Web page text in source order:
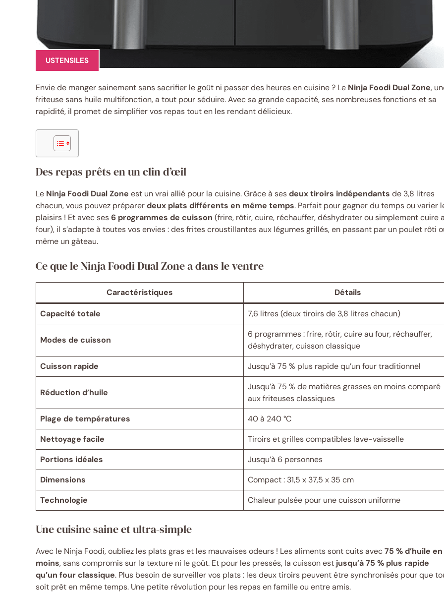
USTENSILES
Envie de manger sainement sans sacrifier le goût ni passer des heures en cuisine ? Le Ninja Foodi Dual Zone,
friteuse sans huile multifonction, a tout pour séduire. Avec sa grande capacité, ses nombreuses fonctions et sa
rapidité, il promet de simplifier vos repas tout en les rendant délicieux.
Des repas prêts en un clin d’œil
Le Ninja Foodi Dual Zone est un vrai allié pour la cuisine. Grâce à sesdeux tiroirs indépendants de 3,8 litres
chacun, vous pouvez préparerdeux plats différents en même temps. Parfait pour gagner du temps ou varier
plaisirs ! Et avec ses6 programmes de cuisson (frire, rôtir, cuire, réchauffer, déshydrater ou simplement cuire
four), il s’adapte à toutes vos envies : des frites croustillantes aux légumes grillés, en passant par un poulet rôti
même un gâteau.
Ce que le Ninja Foodi Dual Zone a dans le ventre
Caractéristiques Détails
Capacité totale 7,6 litres (deux tiroirs de 3,8 litres chacun)
Modes de cuisson
6 programmes : frire, rôtir, cuire au four, réchauffer,
déshydrater, cuisson classique
Cuisson rapide
Jusqu’à 75 % plus rapide qu’un four traditionnel
Réduction d’huile
Jusqu’à 75 % de matières grasses en moins comparé
aux friteuses classiques
Plage de températures
40 à 240 °C
Nettoyage facile
Tiroirs et grilles compatibles lave-vaisselle
Portions idéales
Jusqu’à 6 personnes
Dimensions
Compact : 31,5 x 37,5 x 35 cm
Technologie
Chaleur pulsée pour une cuisson uniforme
Une cuisine saine et ultra-simple
Avec le Ninja Foodi, oubliez les plats gras et les mauvaises odeurs ! Les aliments sont cuits avec75 % d’huile en
moins, sans compromis sur la texture ni le goût. Et pour les pressés, la cuisson est jusqu’à 75 % plus rapide
qu’un four classique. Plus besoin de surveiller vos plats : les deux tiroirs peuvent être synchronisés pour que
soit prêt en même temps. Une petite révolution pour les repas en famille ou entre amis.